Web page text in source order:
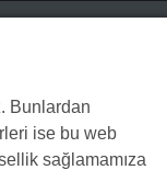
Bunlardan
ise bu web
sağlamamıza